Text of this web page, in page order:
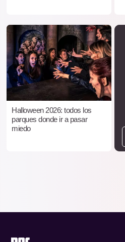
Halloween 2026: todos los
parques donde ir a pasar
miedo